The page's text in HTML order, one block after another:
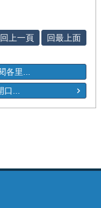
回上一頁 回最上面
各里...
口...